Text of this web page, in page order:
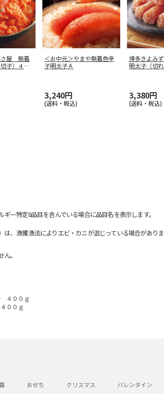
さ屋 無着
子）４５
＜お中元＞やまや無着色辛
子明太子Ａ
3,240円
(送料・税込)
博多きよみ
明太子（切れ
3,380円
(送料・税込)
ー特定8品目を含んでいる場合に品目名を表示します。
漁獲漁法によりエビ・カニが混じっている場合があり
。
４００ｇ
００ｇ
おせち クリスマス バレンタイン